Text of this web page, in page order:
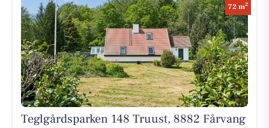
72 m2
Teglgårdsparken 148 Truust, 8882 Fårvang